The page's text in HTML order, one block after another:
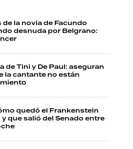
la novia de Facundo
desnuda por Belgrano:
de Tini y De Paul: aseguran
la cantante no están
quedó el Frankenstein
que salió del Senado entre